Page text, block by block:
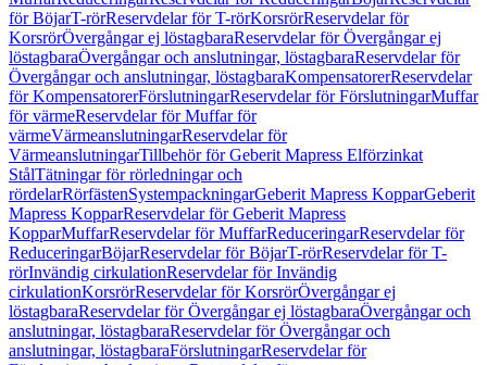
för BöjarT-rörReservdelar för T-rörKorsrörReservdelar för
KorsrörÖvergångar ej löstagbaraReservdelar för Övergångar ej
löstagbaraÖvergångar och anslutningar, löstagbaraReservdelar för
Övergångar och anslutningar, löstagbaraKompensatorerReservdelar
för KompensatorerFörslutningarReservdelar för FörslutningarMuffar
för värmeReservdelar för Muffar för
värmeVärmeanslutningarReservdelar för
VärmeanslutningarTillbehör för Geberit Mapress Elförzinkat
StålTätningar för rörledningar och
rördelarRörfästenSystempackningarGeberit Mapress KopparGeberit
Mapress KopparReservdelar för Geberit Mapress
KopparMuffarReservdelar för MuffarReduceringarReservdelar för
ReduceringarBöjarReservdelar för BöjarT-rörReservdelar för T-
rörInvändig cirkulationReservdelar för Invändig
cirkulationKorsrörReservdelar för KorsrörÖvergångar ej
löstagbaraReservdelar för Övergångar ej löstagbaraÖvergångar och
anslutningar, löstagbaraReservdelar för Övergångar och
anslutningar, löstagbaraFörslutningarReservdelar för